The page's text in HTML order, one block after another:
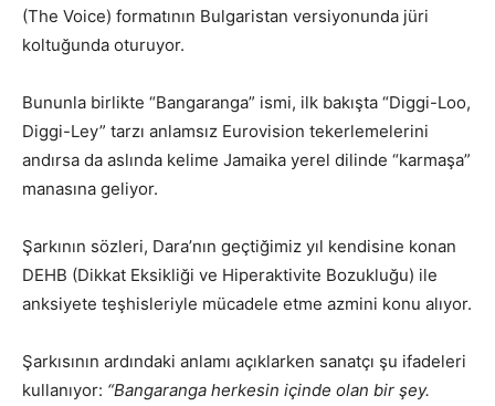
(The Voice) formatının Bulgaristan versiyonunda jüri
koltuğunda oturuyor.
Bununla birlikte “Bangaranga” ismi, ilk bakışta “Diggi-Loo,
Diggi-Ley” tarzı anlamsız Eurovision tekerlemelerini
andırsa da aslında kelime Jamaika yerel dilinde “karmaşa”
manasına geliyor.
Şarkının sözleri, Dara’nın geçtiğimiz yıl kendisine konan
DEHB (Dikkat Eksikliği ve Hiperaktivite Bozukluğu) ile
anksiyete teşhisleriyle mücadele etme azmini konu alıyor.
Şarkısının ardındaki anlamı açıklarken sanatçı şu ifadeleri
kullanıyor: “Bangaranga herkesin içinde olan bir şey.